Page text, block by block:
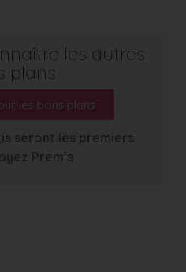
les autres
plans
les bons plans
seront les premiers
Prem’s